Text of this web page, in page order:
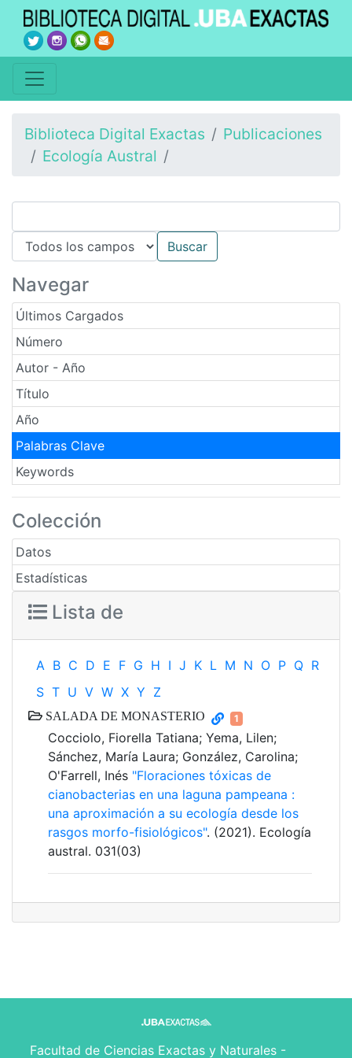
Biblioteca Digital Exactas
Publicaciones
Ecología Austral
Navegar
Últimos Cargados
Número
Autor - Año
Título
Año
Palabras Clave
Keywords
Colección
Datos
Estadísticas
Lista de
A B C D E F G H I J K L M N O P Q R
S T U V W X Y Z
SALADA DE MONASTERIO 1
Cocciolo, Fiorella Tatiana; Yema, Lilen;
Sánchez, María Laura; González, Carolina;
O'Farrell, Inés "Floraciones tóxicas de
cianobacterias en una laguna pampeana :
una aproximación a su ecología desde los
rasgos morfo-fisiológicos". (2021). Ecología
austral. 031(03)
Facultad de Ciencias Exactas y Naturales -